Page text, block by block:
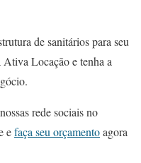
de sanitários para seu
Ativa Locação e tenha a
rede sociais no
efaça seu orçamentoagora